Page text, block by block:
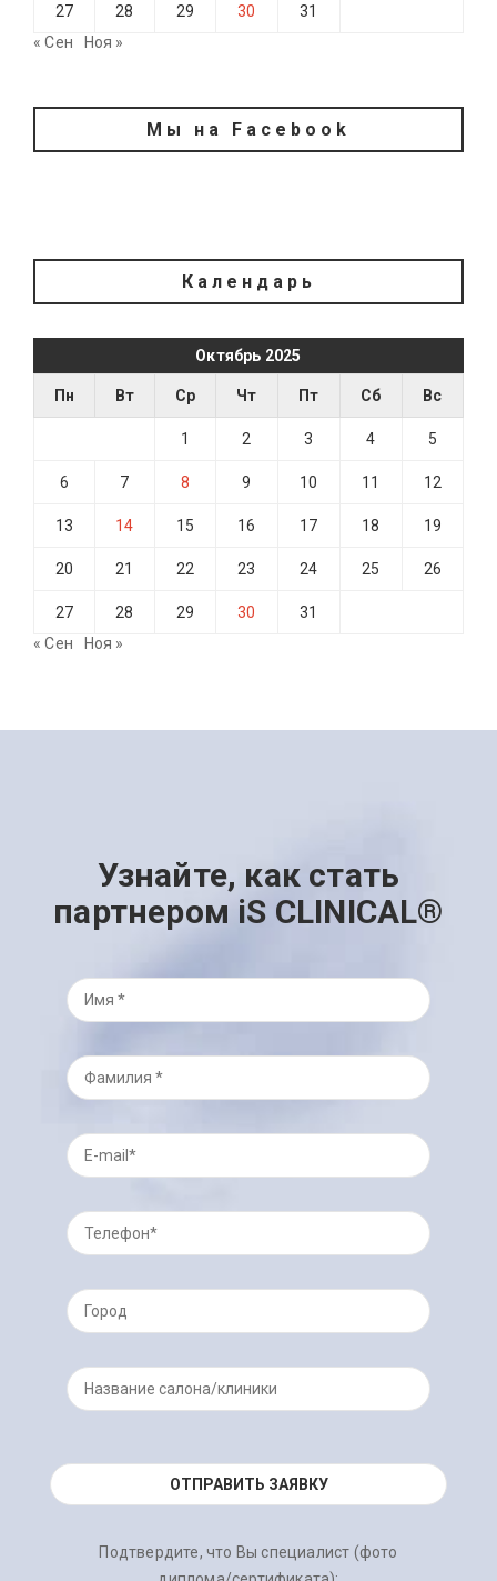
27 28 29 30
31
« Сен
Ноя »
Мы на Facebook
Календарь
Октябрь 2025
Пн Вт Ср Чт Пт Сб Вс
1 2 3 4 5
6 7 8 9 10 11 12
13 14 15 16 17 18 19
20 21 22 23 24 25 26
27 28 29 30
31
« Сен
Ноя »
Узнайте, как стать
партнером iS CLINICAL®
Подтвердите, что Вы специалист (фото